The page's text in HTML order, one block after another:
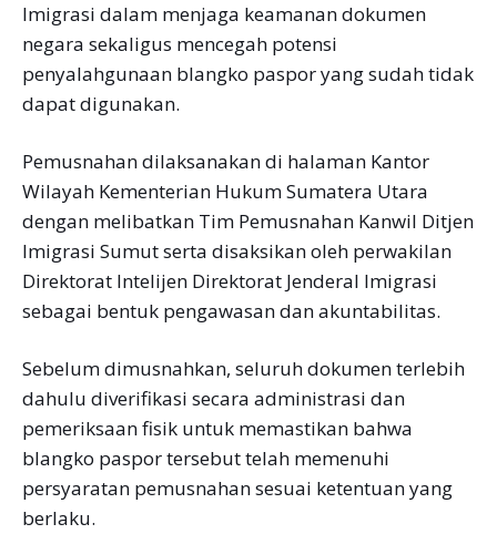
Imigrasi dalam menjaga keamanan dokumen
negara sekaligus mencegah potensi
penyalahgunaan blangko paspor yang sudah tidak
dapat digunakan.
Pemusnahan dilaksanakan di halaman Kantor
Wilayah Kementerian Hukum Sumatera Utara
dengan melibatkan Tim Pemusnahan Kanwil Ditjen
Imigrasi Sumut serta disaksikan oleh perwakilan
Direktorat Intelijen Direktorat Jenderal Imigrasi
sebagai bentuk pengawasan dan akuntabilitas.
Sebelum dimusnahkan, seluruh dokumen terlebih
dahulu diverifikasi secara administrasi dan
pemeriksaan fisik untuk memastikan bahwa
blangko paspor tersebut telah memenuhi
persyaratan pemusnahan sesuai ketentuan yang
berlaku.